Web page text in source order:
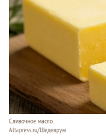
Сливочное масло.
Altapress.ru/Шедеврум